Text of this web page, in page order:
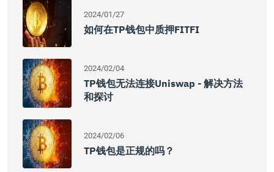
2024/01/27
如何在TP钱包中质押FITFI
2024/02/04
TP钱包无法连接Uniswap - 解决方法
和探讨
2024/02/06
TP钱包是正规的吗？